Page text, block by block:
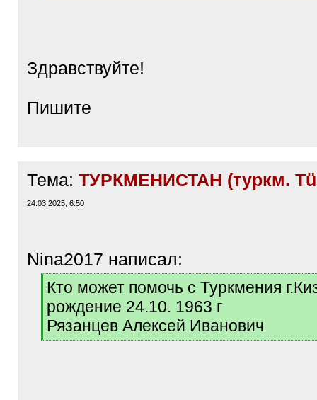
Здравствуйте!
Пишите
Тема: ТУРКМЕНИСТАН (туркм.
24.03.2025, 6:50
Nina2017 написал:
[
q
]
Кто может помочь с Туркмения
рождение 24.10. 1963 г
Рязанцев Алексей Иванович
[